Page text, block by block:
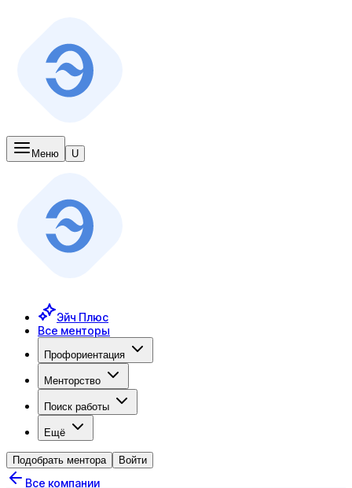
Меню U
Эйч Плюс
Все менторы
Профориентация
Менторство
Поиск работы
Ещё
Подобрать ментора Войти
Все компании